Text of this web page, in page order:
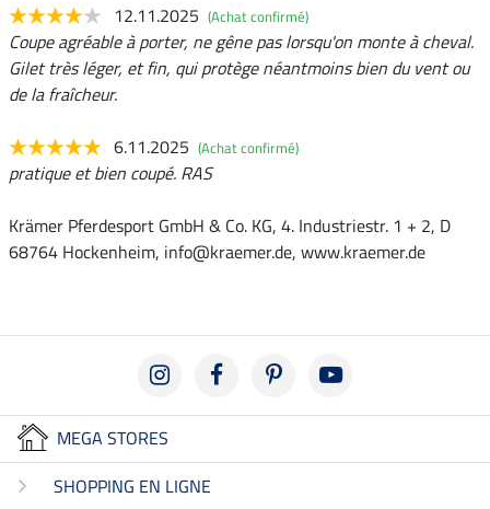
12.11.2025 (Achat confirmé)
Coupe agréable à porter, ne gêne pas lorsqu'on monte à cheval.
Gilet très léger, et fin, qui protège néantmoins bien du vent ou
de la fraîcheur.
6.11.2025 (Achat confirmé)
pratique et bien coupé. RAS
Krämer Pferdesport GmbH & Co. KG, 4. Industriestr. 1 + 2, D
68764 Hockenheim, info@kraemer.de, www.kraemer.de
MEGA STORES
SHOPPING EN LIGNE